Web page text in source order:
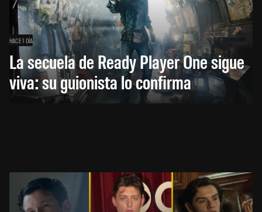
HACE 1 DÍA
La secuela de Ready Player One sigue
viva: su guionista lo confirma